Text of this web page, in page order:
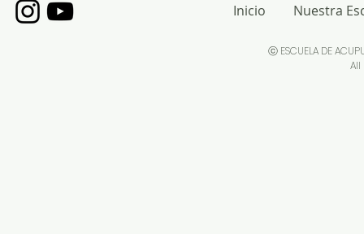
Inicio Nuestra
ⓒ ESCUELA DE